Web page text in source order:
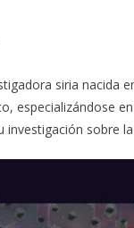
siria nacida
especializándose
investigación sobre